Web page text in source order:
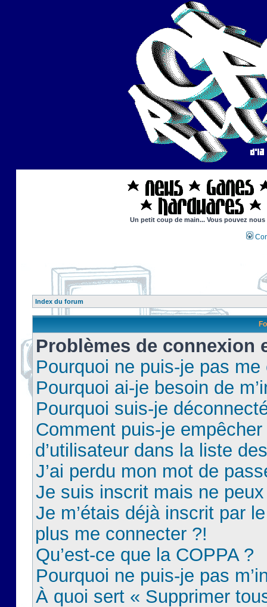
Un petit coup de main... Vous pouvez
Index du forum
Problèmes de connexion
Pourquoi ne puis-je pas
Pourquoi ai-je besoin de
Pourquoi suis-je
Comment puis-je
d’utilisateur dans la liste
J’ai perdu mon mot de
Je suis inscrit mais ne
Je m’étais déjà inscrit par
plus me connecter ?!
Qu’est-ce que la COPPA ?
Pourquoi ne puis-je pas
À quoi sert « Supprimer